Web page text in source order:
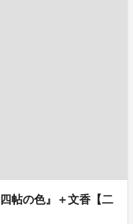
帖の色』＋文香【二